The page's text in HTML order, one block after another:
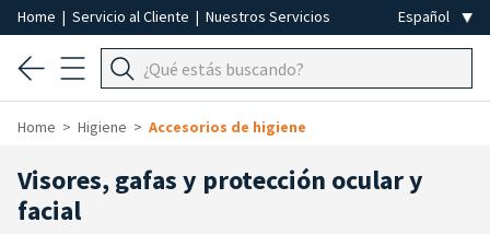
Home | Servicio al Cliente | Nuestros Servicios
Home Higiene Accesorios de higiene
Visores, gafas y protección ocular y
facial